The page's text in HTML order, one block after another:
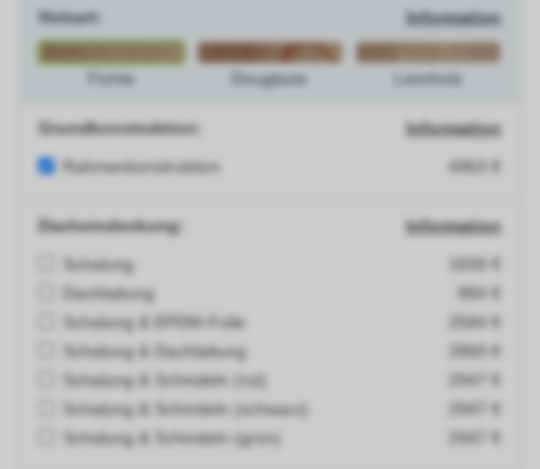
Holzart: Information
Fichte Douglasie Leimholz
Grundkonstruktion:
Information
Rahmenkonstruktion
4963 €
Dacheindeckung:
Information
Schalung
Dachlattung
884 €
Schalung & EPDM-Folie
2584 €
Schalung & Dachlattung
2860 €
Schalung & Schindeln (rot)
2947 €
Schalung & Schindeln (schwarz)
2947 €
Schalung & Schindeln (grün)
2947 €